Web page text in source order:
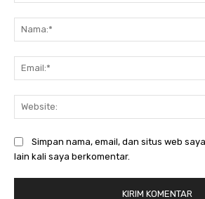
Simpan nama, email, dan situs web
lain kali saya berkomentar.